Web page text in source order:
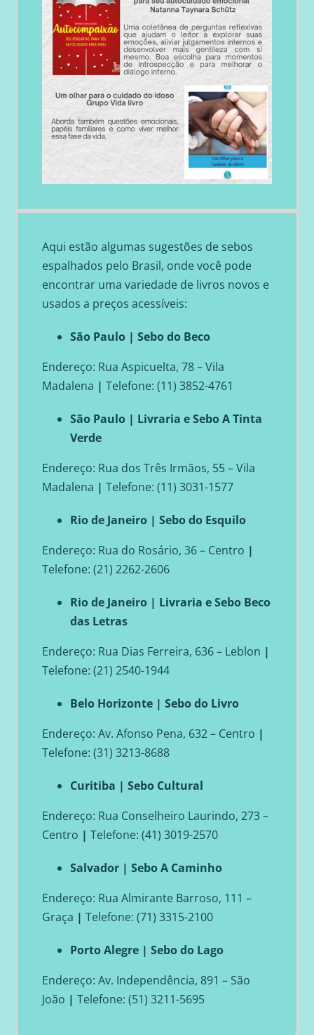
Aqui estão algumas sugestões de sebos
espalhados pelo Brasil, onde você pode
encontrar uma variedade de livros novos e
usados a preços acessíveis:
São Paulo | Sebo do Beco
Endereço: Rua Aspicuelta, 78 – Vila
Madalena |Telefone: (11) 3852-4761
São Paulo | Livraria e Sebo A Tinta
Verde
Endereço: Rua dos Três Irmãos, 55 – Vila
Madalena |Telefone: (11) 3031-1577
Rio de Janeiro | Sebo do Esquilo
Endereço: Rua do Rosário, 36 – Centro |
Telefone: (21) 2262-2606
Rio de Janeiro | Livraria e Sebo Beco
das Letras
Endereço: Rua Dias Ferreira, 636 – Leblon |
Telefone: (21) 2540-1944
Belo Horizonte | Sebo do Livro
Endereço: Av. Afonso Pena, 632 – Centro |
Telefone: (31) 3213-8688
Curitiba | Sebo Cultural
Endereço: Rua Conselheiro Laurindo, 273 –
Centro |Telefone: (41) 3019-2570
Salvador | Sebo A Caminho
Endereço: Rua Almirante Barroso, 111 –
Graça |Telefone: (71) 3315-2100
Porto Alegre | Sebo do Lago
Endereço: Av. Independência, 891 – São
João |Telefone: (51) 3211-5695